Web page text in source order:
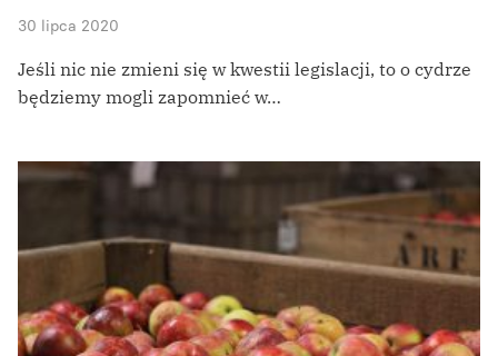
30 lipca 2020
Jeśli nic nie zmieni się w kwestii legislacji, to o cydrze
będziemy mogli zapomnieć w…